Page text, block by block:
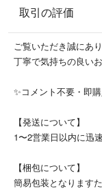
取引の評価
ご覧いただき誠にあ
丁寧で気持ちの良い
✨コメント不要・即
【発送について】
1〜2営業日以内に迅
【梱包について】
簡易包装となります